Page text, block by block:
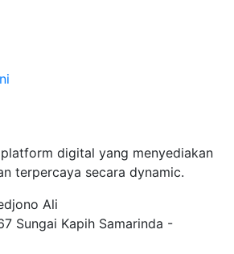
digital yang menyediakan
terpercaya secara dynamic.
Ali
Sungai Kapih Samarinda -